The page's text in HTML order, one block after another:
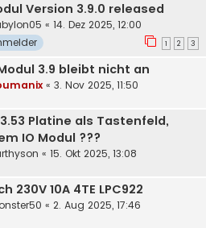
Version 3.9.0 released
« 14. Dez 2025, 12:00
1 2 3
3.9 bleibt nicht an
« 3. Nov 2025, 11:50
Platine als Tastenfeld,
IO Modul ???
« 15. Okt 2025, 13:08
230V 10A 4TE LPC922
« 2. Aug 2025, 17:46